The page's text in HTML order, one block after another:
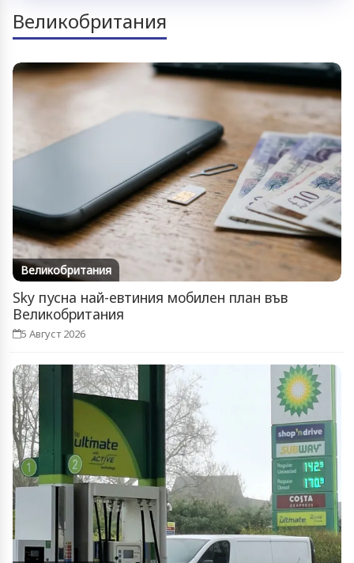
Великобритания
Великобритания
Sky пусна най-евтиния мобилен план във
Великобритания
5 Август 2026